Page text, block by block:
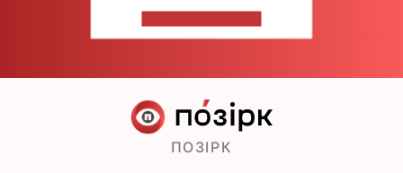
ПОЗІРК